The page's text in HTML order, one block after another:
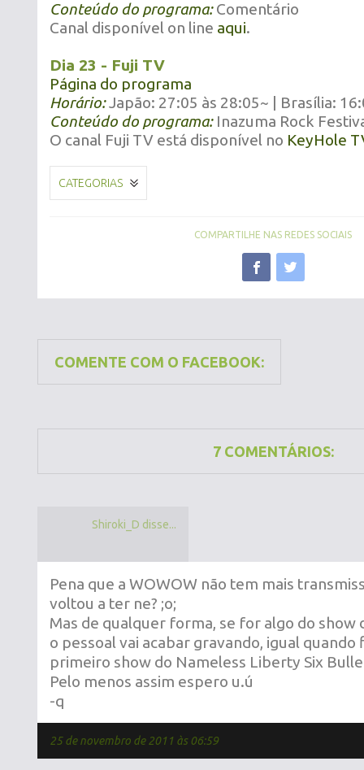
Conteúdo do programa:Comentário
Canal disponível on line aqui.
Dia 23 - Fuji TV
Página do programa
Horário:Japão: 27:05 às 28:05~ | Brasília:
Conteúdo do programa: Inazuma Rock
O canal Fuji TV está disponível no KeyHole
CATEGORIAS
COMPARTILHE NAS REDES SOCIAIS
COMENTE COM O FACEBOOK:
7 COMENTÁRIOS:
Shiroki_D disse...
Pena que a WOWOW não tem mais
voltou a ter ne? ;o;
Mas de qualquer forma, se for algo do show
o pessoal vai acabar gravando, igual quando
primeiro show do Nameless Liberty Six
Pelo menos assim espero u.ú
-q
25 de novembro de 2011 às 06:59